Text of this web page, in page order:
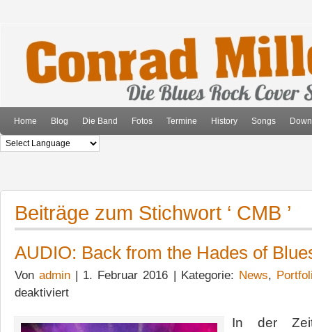
Home Blog Die Band Fotos Termine History Songs
Beiträge zum Stichwort ‘ CMB ’
AUDIO: Back from the Hades of
Vonadmin | 1. Februar 2016 | Kategorie: News,
deaktiviertfür
from
In der